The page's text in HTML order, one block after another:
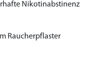
Nikotinabstinenz
Raucherpflaster